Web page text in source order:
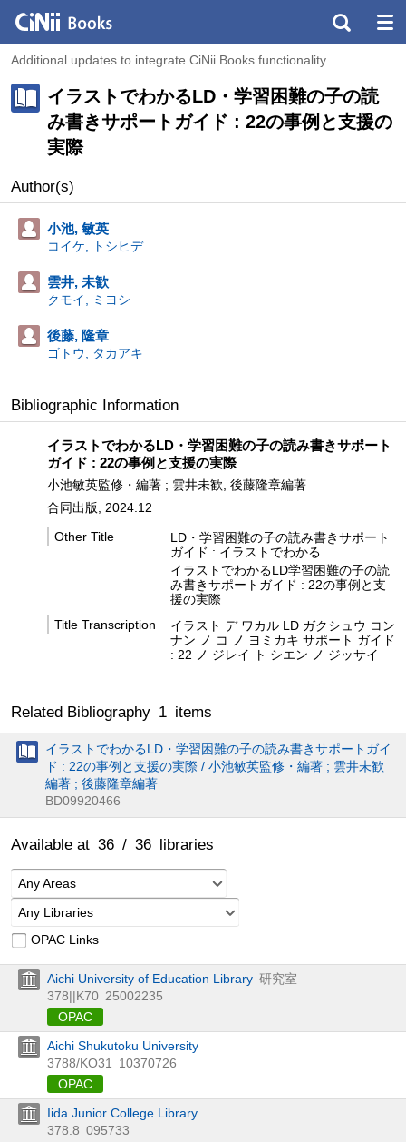
Additional updates to integrate CiNii Books functionality
イラストでわかるLD・学習困難の子の読
み書きサポートガイド : 22の事例と支援の
実際
Author(s)
小池, 敏英
コイケ, トシヒデ
雲井, 未歓
クモイ, ミヨシ
後藤, 隆章
ゴトウ, タカアキ
Bibliographic Information
イラストでわかるLD・学習困難の子の読み書きサポート
ガイド : 22の事例と支援の実際
小池敏英監修・編著 ; 雲井未歓, 後藤隆章編著
合同出版, 2024.12
Other Title
LD・学習困難の子の読み書きサポート
ガイド : イラストでわかる
イラストでわかるLD学習困難の子の読
み書きサポートガイド : 22の事例と支
援の実際
Title Transcription
イラスト デ ワカル LD ガクシュウ コン
ナン ノ コ ノ ヨミカキ サポート ガイド
: 22 ノ ジレイ ト シエン ノ ジッサイ
Related Bibliography 1 items
イラストでわかるLD・学習困難の子の読み書きサポートガイ
ド : 22の事例と支援の実際 / 小池敏英監修・編著 ; 雲井未歓
編著 ; 後藤隆章編著
BD09920466
Available at 36 / 36 libraries
Any Areas
Any Libraries
OPAC Links
Aichi University of Education Library 研究室
378||K70 25002235
OPAC
Aichi Shukutoku University
3788/KO31
10370726
OPAC
Iida Junior College Library
378.8 095733